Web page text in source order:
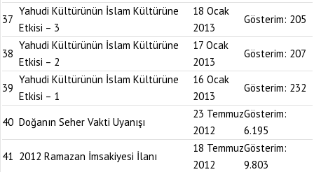
37
Yahudi Kültürünün İslam Kültürüne
Etkisi – 3
18 Ocak
2013
Gösterim: 205
38
Yahudi Kültürünün İslam Kültürüne
Etkisi – 2
17 Ocak
2013
Gösterim: 207
39
Yahudi Kültürünün İslam Kültürüne
Etkisi – 1
16 Ocak
2013
Gösterim: 232
40 Doğanın Seher Vakti Uyanışı
23 Temmuz
2012
Gösterim:
6.195
41 2012 Ramazan İmsakiyesi İlanı
18 Temmuz
2012
Gösterim:
9.803